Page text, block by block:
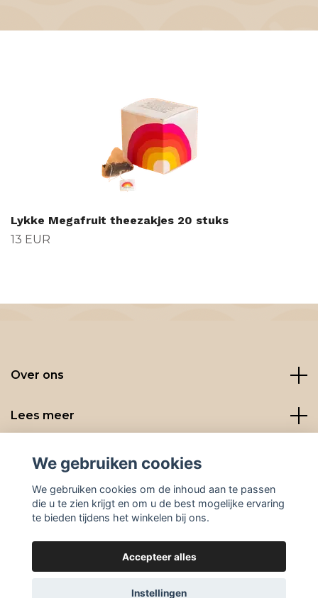
Lykke Megafruit theezakjes 20 stuks
13 EUR
Over ons
Lees meer
Social media
© 2026 BeanBuddies
We gebruiken cookies
We gebruiken cookies om de inhoud aan te passen
die u te zien krijgt en om u de best mogelijke ervaring
te bieden tijdens het winkelen bij ons.
Accepteer alles
Instellingen